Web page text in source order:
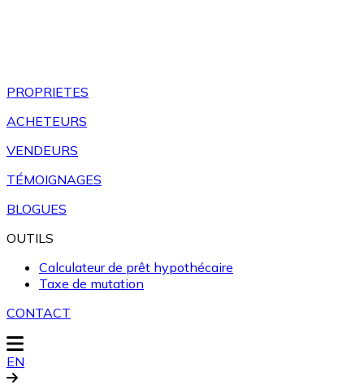
PROPRIETES
ACHETEURS
VENDEURS
TÉMOIGNAGES
BLOGUES
OUTILS
Calculateur de prêt hypothécaire
Taxe de mutation
CONTACT
EN